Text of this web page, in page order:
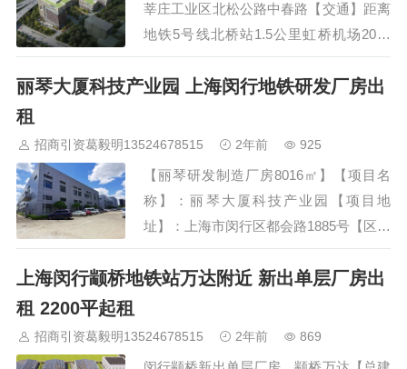
付投产。 …
莘庄工业区北松公路中春路【交通】距离
地铁5号线北桥站1.5公里虹桥机场20公
里，车程约25分钟到达，通达长三角嘉闵
高架元江路口500米，毗邻申嘉湖高速，
积】2846㎡/3792㎡/6219㎡【单层面积】
㎡）【层高】7.2m/5.5m（首层），
5m/4.5m/4.2m（标准层）…
丽琴大厦科技产业园 上海闵行地铁研发厂房出
租
招商引资葛毅明13524678515 2年前 925
【丽琴研发制造厂房8016㎡】【项目名
称】：丽琴大厦科技产业园【项目地
址】：上海市闵行区都会路1885号【区位
优势】：位于上海闵行南部科创中心、张
江国家自主创新示范区。稀缺104工业地
领美食餐厅、24小时快捷便利店、5号线
上海闵行颛桥地铁站万达附近 新出单层厂房出
租 2200平起租
招商引资葛毅明13524678515 2年前 869